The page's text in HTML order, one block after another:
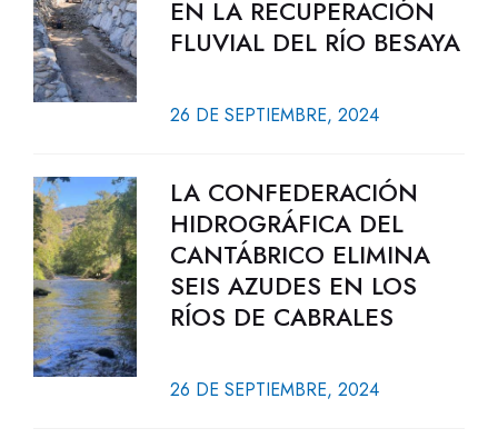
EN LA RECUPERACIÓN
FLUVIAL DEL RÍO BESAYA
26 DE SEPTIEMBRE, 2024
LA CONFEDERACIÓN
HIDROGRÁFICA DEL
CANTÁBRICO ELIMINA
SEIS AZUDES EN LOS
RÍOS DE CABRALES
26 DE SEPTIEMBRE, 2024